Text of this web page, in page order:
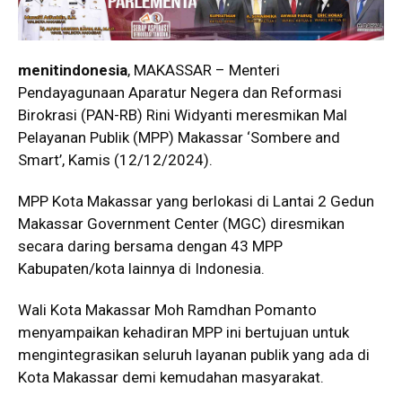
menitindonesia, MAKASSAR – Menteri
Pendayagunaan Aparatur Negera dan Reformasi
Birokrasi (PAN-RB) Rini Widyanti meresmikan Mal
Pelayanan Publik (MPP) Makassar ‘Sombere and
Smart’, Kamis (12/12/2024).
MPP Kota Makassar yang berlokasi di Lantai 2 Gedun
Makassar Government Center (MGC) diresmikan
secara daring bersama dengan 43 MPP
Kabupaten/kota lainnya di Indonesia.
Wali Kota Makassar Moh Ramdhan Pomanto
menyampaikan kehadiran MPP ini bertujuan untuk
mengintegrasikan seluruh layanan publik yang ada di
Kota Makassar demi kemudahan masyarakat.